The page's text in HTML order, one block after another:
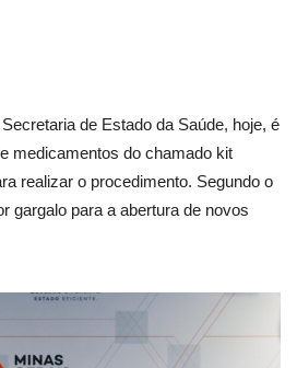
de Estado da Saúde, hoje, é
medicamentos do chamado kit
realizar o procedimento. Segundo o
gargalo para a abertura de novos